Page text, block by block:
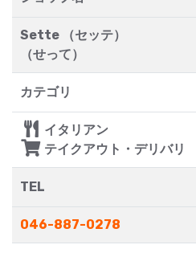
Sette （セッテ）
（せって）
カテゴリ
イタリアン
テイクアウト・デリバリ
TEL
046-887-0278